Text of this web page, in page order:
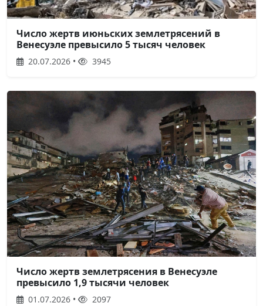
Число жертв июньских землетрясений в
Венесуэле превысило 5 тысяч человек
20.07.2026 • 3945
Число жертв землетрясения в Венесуэле
превысило 1,9 тысячи человек
01.07.2026 • 2097